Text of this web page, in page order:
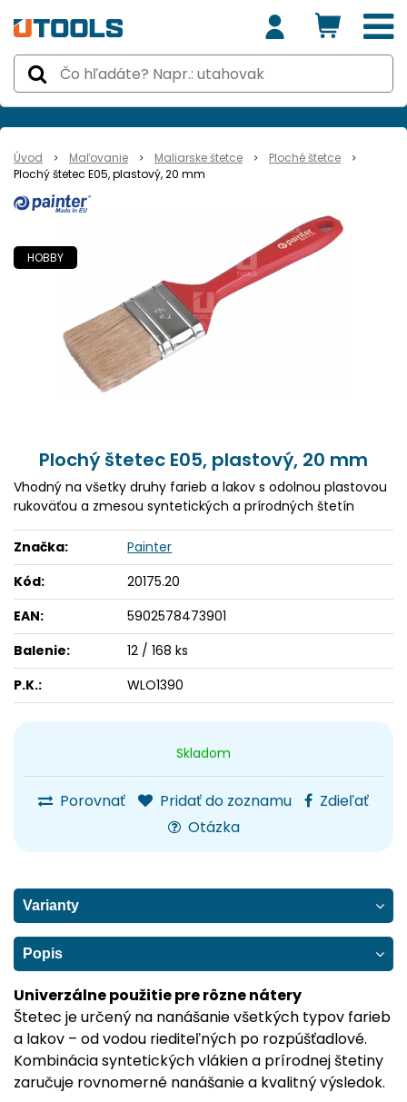
Úvod Maľovanie Maliarske štetce
Ploché štetce
Plochý štetec E05, plastový, 20 mm
HOBBY
Skladom
Porovnať Pridať do zoznamu
Zdieľať
Otázka
Plochý štetec E05, plastový, 20 mm
Vhodný na všetky druhy farieb a lakov s odolnou plastovou
rukoväťou a zmesou syntetických a prírodných štetín
Značka:
Painter
Kód:
20175.20
EAN:
5902578473901
Balenie:
12 / 168 ks
P.K.:
WLO1390
Varianty
Popis
Univerzálne použitie pre rôzne nátery
Štetec je určený na nanášanie všetkých typov farieb
a lakov – od vodou riediteľných po rozpúšťadlové.
Kombinácia syntetických vlákien a prírodnej štetiny
zaručuje rovnomerné nanášanie a kvalitný výsledok.